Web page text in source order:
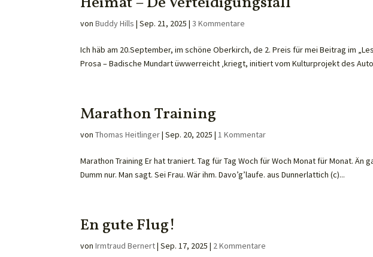
vonBuddy Hills |Sep. 21, 2025 |3 Kommentare
Ich häb am 20.September, im schöne Oberkirch, de 2. Preis für mei Beitrag im
Prosa – Badische Mundart üwwerreicht ‚kriegt, initiert vom Kulturprojekt des
Marathon Training
vonThomas Heitlinger|Sep. 20, 2025 |1 Kommentar
Marathon Training Er hat traniert. Tag für Tag Woch für Woch Monat für Monat. Än
Dumm nur. Man sagt. Sei Frau. Wär ihm. Davo’g’laufe. aus Dunnerlattich (c)...
En gute Flug!
vonIrmtraud Bernert|Sep. 17, 2025 | 2 Kommentare